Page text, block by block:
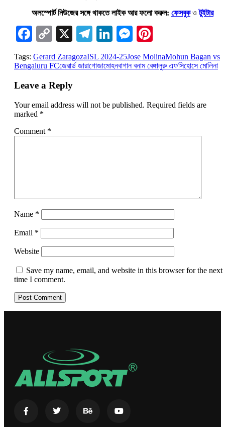
অলস্পোর্ট নিউজের সঙ্গে থাকতে লাইক আর ফলো করুন: ফেসবুকওটুইটার
Facebook
Copy
Link
X Telegram
LinkedIn
Messenger
Tags: Gerard ZaragozaISL 2024-25Jose MolinaMohun Bagan vs
Bengaluru FCজেরার্ড জারাগোজামোহনবাগান বনাম বেঙ্গালুরু এফসিহোসে মোলিনা
Leave a Reply
Your email address will not be published. Required fields are
marked *
Comment *
Name *
Email *
Website
Save my name, email, and website in this browser for the next
time I comment.